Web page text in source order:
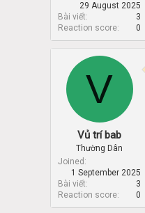
29 August 2025
Bài viết
3
Reaction score
0
V
Vủ trí bab
Thường Dân
Joined
1 September 2025
Bài viết
3
Reaction score
0